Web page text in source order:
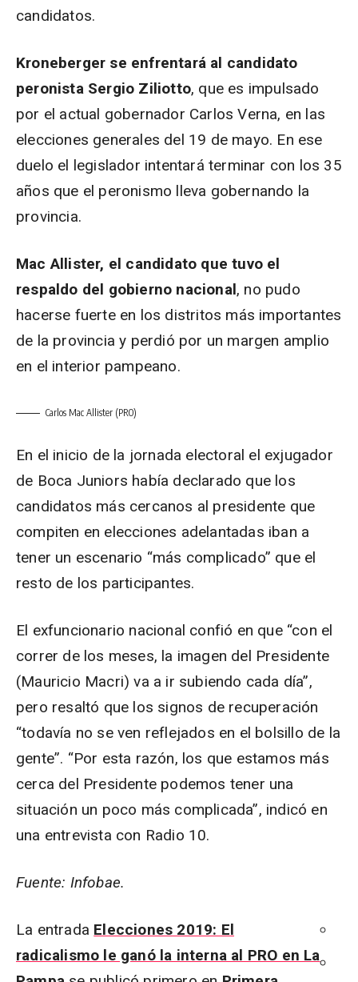
candidatos.
Kroneberger se enfrentará al candidato
peronista Sergio Ziliotto, que es impulsado
por el actual gobernador Carlos Verna, en las
elecciones generales del 19 de mayo. En ese
duelo el legislador intentará terminar con los 35
años que el peronismo lleva gobernando la
provincia.
Mac Allister, el candidato que tuvo el
respaldo del gobierno nacional, no pudo
hacerse fuerte en los distritos más importantes
de la provincia y perdió por un margen amplio
en el interior pampeano.
Carlos Mac Allister (PRO)
En el inicio de la jornada electoral el exjugador
de Boca Juniors había declarado que los
candidatos más cercanos al presidente que
compiten en elecciones adelantadas iban a
tener un escenario “más complicado” que el
resto de los participantes.
El exfuncionario nacional confió en que “con el
correr de los meses, la imagen del Presidente
(Mauricio Macri) va a ir subiendo cada día”,
pero resaltó que los signos de recuperación
“todavía no se ven reflejados en el bolsillo de la
gente”. “Por esta razón, los que estamos más
cerca del Presidente podemos tener una
situación un poco más complicada”, indicó en
una entrevista con Radio 10.
Fuente: Infobae.
La entrada Elecciones 2019: El
radicalismo le ganó la interna al PRO en La